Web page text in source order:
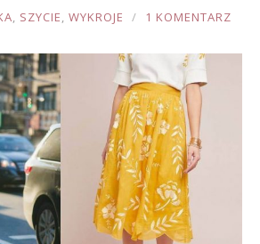
, SZYCIE, WYKROJE 1 KOMENTARZ